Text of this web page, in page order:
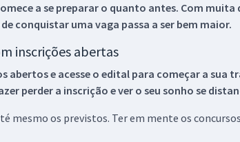
a se preparar o quanto antes. Com
conquistar uma vaga passa a ser bem maior.
inscrições abertas
abertos e acesse o edital para começar a sua
perder a inscrição e ver o seu sonho se
mesmo os previstos. Ter em mente os